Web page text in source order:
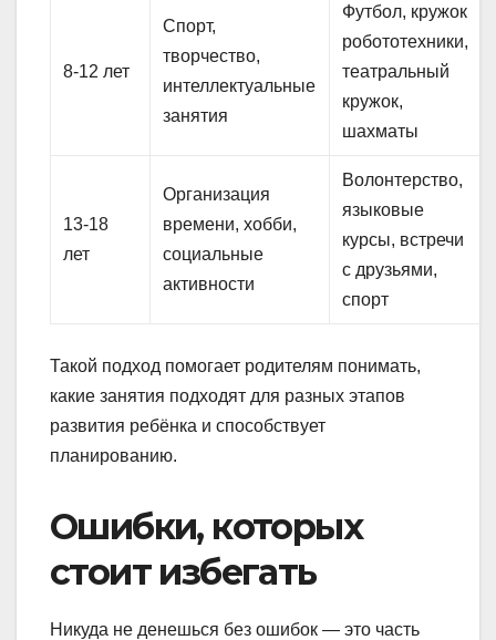
8-12 лет
Спорт,
творчество,
интеллектуальные
занятия
Футбол, кружок
робототехники,
театральный
кружок,
шахматы
13-18
лет
Организация
времени, хобби,
социальные
активности
Волонтерство,
языковые
курсы, встречи
с друзьями,
спорт
Такой подход помогает родителям понимать,
какие занятия подходят для разных этапов
развития ребёнка и способствует
планированию.
Ошибки, которых
стоит избегать
Никуда не денешься без ошибок — это часть